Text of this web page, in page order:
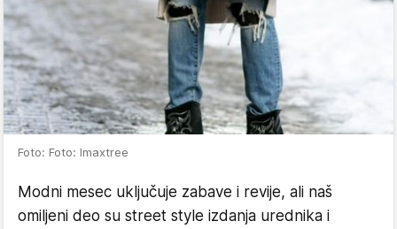
Foto: Foto: Imaxtree
Modni mesec uključuje zabave i revije, ali naš
omiljeni deo su street style izdanja urednika i